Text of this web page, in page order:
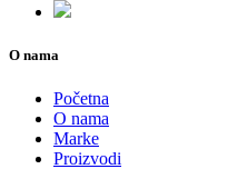
O nama
Početna
O nama
Marke
Proizvodi